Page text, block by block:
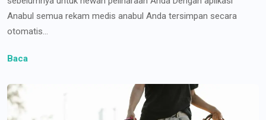
Anabul semua rekam medis anabul Anda tersimpan secara
otomatis...
Baca